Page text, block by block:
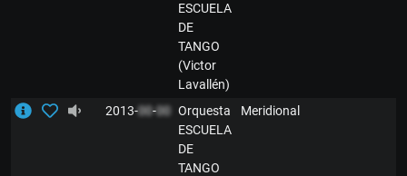
ESCUELA
DE
TANGO
(Victor
Lavallén)
2013-00-00 Orquesta
ESCUELA
DE
TANGO
Meridional